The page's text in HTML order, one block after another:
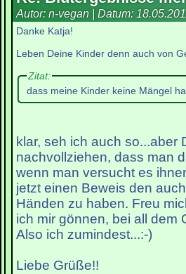
Autor: n-vegan | Datum:
Danke Katja!
Leben Deine Kinder denn auch von
Zitat:
dass meine Kinder keine Mängel
klar, seh ich auch so...aber
nachvollziehen, dass man
wenn man versucht es
jetzt einen Beweis den
Händen zu haben. Freu
ich mir gönnen, bei all dem
Also ich zumindest...:-)
Liebe Grüße!!